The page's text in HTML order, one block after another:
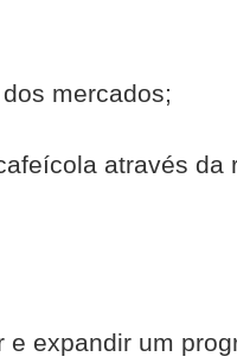
mercados;
através da
e expandir um